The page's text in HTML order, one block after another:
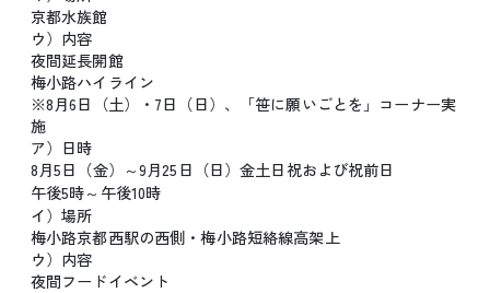
京都水族館
ウ）内容
夜間延長開館
梅小路ハイライン
※8月6日（土）・7日（日）、「笹に願いごとを」コーナー実
施
ア）日時
8月5日（金）～9月25日（日）金土日祝および祝前日
午後5時～午後10時
イ）場所
梅小路京都西駅の西側・梅小路短絡線高架上
ウ）内容
夜間フードイベント